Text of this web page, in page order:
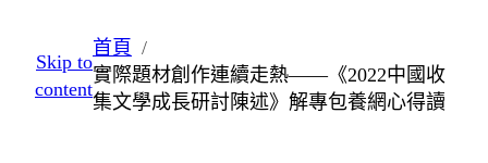
至
主
Skip to
content
首頁
實際題材創作連續走熱——《2022中國收
集文學成長研討陳述》解專包養網心得讀